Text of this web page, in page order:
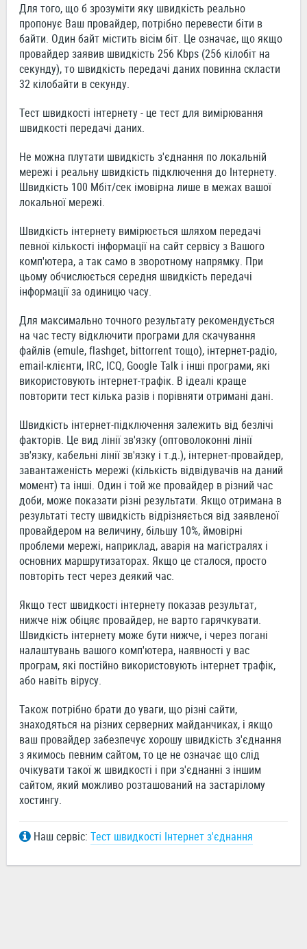
Для того, що б зрозуміти яку швидкість реально
пропонує Ваш провайдер, потрібно перевести біти в
байти. Один байт містить вісім біт. Це означає, що якщо
провайдер заявив швидкість 256 Kbps (256 кілобіт на
секунду), то швидкість передачі даних повинна скласти
32 кілобайти в секунду.
Тест швидкості інтернету - це тест для вимірювання
швидкості передачі даних.
Не можна плутати швидкість з'єднання по локальній
мережі і реальну швидкість підключення до Інтернету.
Швидкість 100 Мбіт/сек імовірна лише в межах вашої
локальної мережі.
Швидкість інтернету вимірюється шляхом передачі
певної кількості інформації на сайт сервісу з Вашого
комп'ютера, а так само в зворотному напрямку. При
цьому обчислюється середня швидкість передачі
інформації за одиницю часу.
Для максимально точного результату рекомендується
на час тесту відключити програми для скачування
файлів (emule, flashget, bittorrent тощо), інтернет-радіо,
email-клієнти, IRC, ICQ, Google Talk і інші програми, які
використовують інтернет-трафік. В ідеалі краще
повторити тест кілька разів і порівняти отримані дані.
Швидкість інтернет-підключення залежить від безлічі
факторів. Це вид лінії зв'язку (оптоволоконні лінії
зв'язку, кабельні лінії зв'язку і т.д.), інтернет-провайдер,
завантаженість мережі (кількість відвідувачів на даний
момент) та інші. Один і той же провайдер в різний час
доби, може показати різні результати. Якщо отримана в
результаті тесту швидкість відрізняється від заявленої
провайдером на величину, більшу 10%, ймовірні
проблеми мережі, наприклад, аварія на магістралях і
основних маршрутизаторах. Якщо це сталося, просто
повторіть тест через деякий час.
Якщо тест швидкості інтернету показав результат,
нижче ніж обіцяє провайдер, не варто гарячкувати.
Швидкість інтернету може бути нижче, і через погані
налаштувань вашого комп'ютера, наявності у вас
програм, які постійно використовують інтернет трафік,
або навіть вірусу.
Також потрібно брати до уваги, що різні сайти,
знаходяться на різних серверних майданчиках, і якщо
ваш провайдер забезпечує хорошу швидкість з'єднання
з якимось певним сайтом, то це не означає що слід
очікувати такої ж швидкості і при з'єднанні з іншим
сайтом, який можливо розташований на застарілому
хостингу.
Наш сервіс: Тест швидкості Інтернет з'єднання